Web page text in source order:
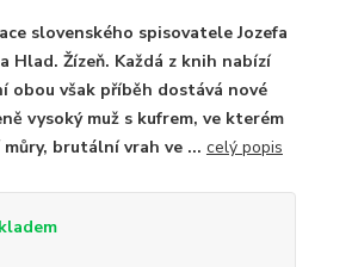
slovenského spisovatele Jozefa
Hlad. Žízeň. Každá z knih nabízí
obou však příběh dostává nové
vysoký muž s kufrem, ve kterém
brutální vrah ve ... celý popis